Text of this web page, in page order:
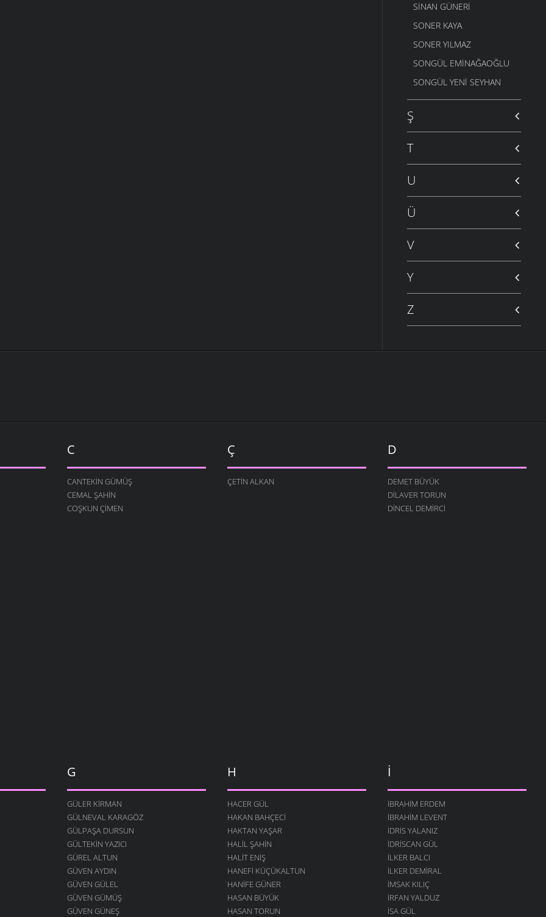
SINAN GÜNERI
SONER KAYA
SONER YILMAZ
SONGÜL EMINAĞAOĞLU
SONGÜL YENI SEYHAN
Ş
T
U
Ü
V
Y
Z
C
CANTEKIN GÜMÜŞ
CEMAL ŞAHIN
COŞKUN ÇIMEN
Ç
ÇETIN ALKAN
D
DEMET BÜYÜK
DILAVER TORUN
DINCEL DEMIRCI
G
GÜLER KIRMAN
GÜLNEVAL KARAGÖZ
GÜLPAŞA DURSUN
GÜLTEKIN YAZICI
GÜREL ALTUN
GÜVEN AYDIN
GÜVEN GÜLEL
GÜVEN GÜMÜŞ
GÜVEN GÜNEŞ
H
HACER GÜL
HAKAN BAHÇECI
HAKTAN YAŞAR
HALIL ŞAHIN
HALIT ENIŞ
HANEFI KÜÇÜKALTUN
HANIFE GÜNER
HASAN BÜYÜK
HASAN TORUN
İ
İBRAHIM ERDEM
İBRAHIM LEVENT
İDRIS YALANIZ
IDRISCAN GÜL
İLKER BALCI
İLKER DEMIRAL
İMSAK KILIÇ
İRFAN YALDUZ
ISA GÜL